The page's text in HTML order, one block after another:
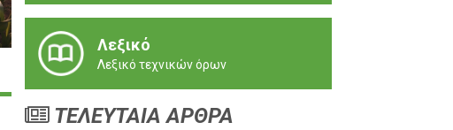
Λεξικό
Λεξικό τεχνικών όρων
ΤΕΛΕΥΤΑΙΑ ΑΡΘΡΑ